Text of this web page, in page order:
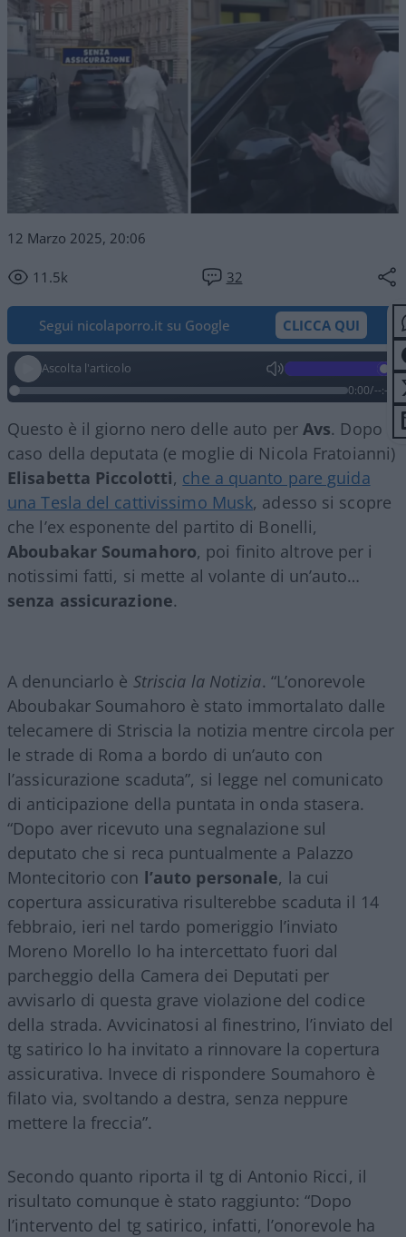
12 Marzo 2025, 20:06
11.5k 32
Segui nicolaporro.it su Google CLICCA QUI
Ascolta l'articolo
0:00/--:--
Questo è il giorno nero delle auto per Avs. Dopo il
caso della deputata (e moglie di Nicola Fratoianni)
Elisabetta Piccolotti, che a quanto pare guida
una Tesla del cattivissimo Musk, adesso si scopre
che l’ex esponente del partito di Bonelli,
Aboubakar Soumahoro, poi finito altrove per i
notissimi fatti, si mette al volante di un’auto…
senza assicurazione.
A denunciarlo è Striscia la Notizia. “L’onorevole
Aboubakar Soumahoro è stato immortalato dalle
telecamere di Striscia la notizia mentre circola per
le strade di Roma a bordo di un’auto con
l’assicurazione scaduta”, si legge nel comunicato
di anticipazione della puntata in onda stasera.
“Dopo aver ricevuto una segnalazione sul
deputato che si reca puntualmente a Palazzo
Montecitorio con l’auto personale, la cui
copertura assicurativa risulterebbe scaduta il 14
febbraio, ieri nel tardo pomeriggio l’inviato
Moreno Morello lo ha intercettato fuori dal
parcheggio della Camera dei Deputati per
avvisarlo di questa grave violazione del codice
della strada. Avvicinatosi al finestrino, l’inviato del
tg satirico lo ha invitato a rinnovare la copertura
assicurativa. Invece di rispondere Soumahoro è
filato via, svoltando a destra, senza neppure
mettere la freccia”.
Secondo quanto riporta il tg di Antonio Ricci, il
risultato comunque è stato raggiunto: “Dopo
l’intervento del tg satirico, infatti, l’onorevole ha